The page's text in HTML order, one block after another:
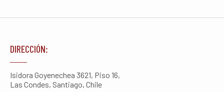
DIRECCIÓN:
Isidora Goyenechea 3621, Piso 16,
Las Condes, Santiago, Chile